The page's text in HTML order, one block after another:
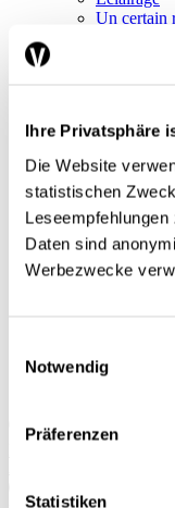
Ihre Privatsphäre
Die Website
statistischen
Daten sind
Werbezwecke
Notwendig
Präferenzen
Statistiken
Un certain
Services
Auteures
Éditions
Qui
Contact
Protection
Impressum
DE